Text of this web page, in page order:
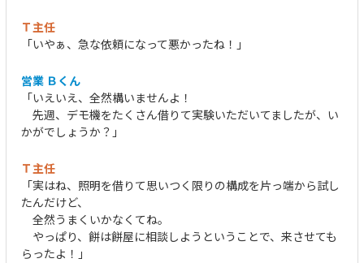
Ｔ主任
「いやぁ、急な依頼になって悪かったね！」
営業 Ｂくん
「いえいえ、全然構いませんよ！
先週、デモ機をたくさん借りて実験いただいてましたが、い
かがでしょうか？」
Ｔ主任
「実はね、照明を借りて思いつく限りの構成を片っ端から試し
たんだけど、
全然うまくいかなくてね。
やっぱり、餅は餅屋に相談しようということで、来させても
らったよ！」